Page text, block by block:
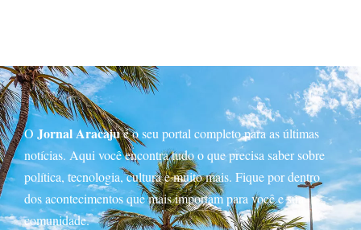
O Jornal Aracajué o seu portal completo para as últimas
notícias. Aqui você encontra tudo o que precisa saber sobre
política, tecnologia, cultura e muito mais. Fique por dentro
dos acontecimentos que mais importam para você e sua
comunidade.